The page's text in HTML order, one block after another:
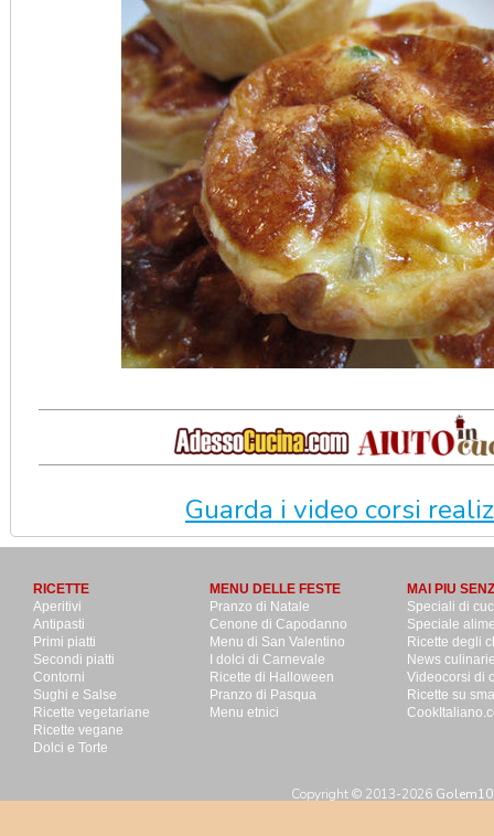
Guarda i video corsi
RICETTE
Aperitivi
Antipasti
Primi piatti
Secondi piatti
Contorni
Sughi e Salse
Ricette vegetariane
Ricette vegane
Dolci e Torte
MENU DELLE FESTE
Pranzo di Natale
Cenone di Capodanno
Menu di San Valentino
I dolci di Carnevale
Ricette di Halloween
Pranzo di Pasqua
Menu etnici
MAI PIU
Speciali di
Speciale
Ricette degli
News
Videocorsi di
Ricette su
Copyright © 2013-2026